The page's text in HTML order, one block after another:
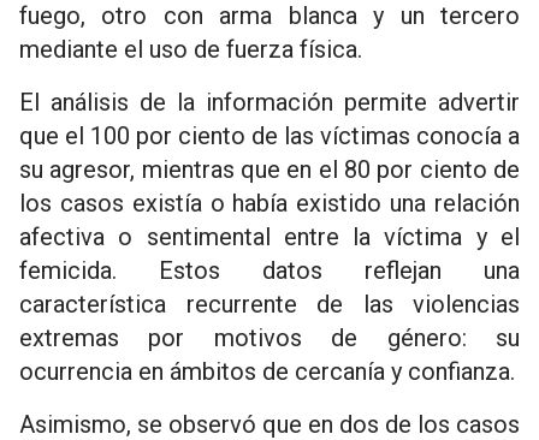
fuego, otro con arma blanca y un tercero
mediante el uso de fuerza física.
El análisis de la información permite advertir
que el 100 por ciento de las víctimas conocía a
su agresor, mientras que en el 80 por ciento de
los casos existía o había existido una relación
afectiva o sentimental entre la víctima y el
femicida. Estos datos reflejan una
característica recurrente de las violencias
extremas por motivos de género: su
ocurrencia en ámbitos de cercanía y confianza.
Asimismo, se observó que en dos de los casos